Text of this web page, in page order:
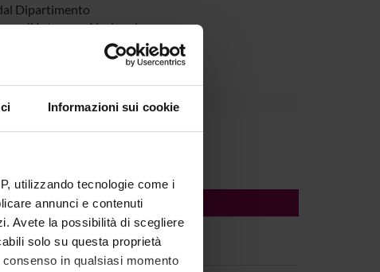
Informazioni sui cookie
utilizzando tecnologie come i
annunci e contenuti
Avete la possibilità di scegliere
solo su questa proprietà
in qualsiasi momento
Dipartimento
di Interesse Nazionale